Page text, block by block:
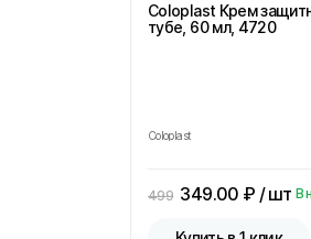
Coloplast Крем
тубе, 60 мл, 4720
Coloplast
499 349.00 ₽ / шт В